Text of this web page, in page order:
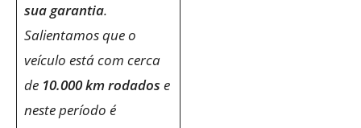
sua garantia.
Salientamos que o
veículo está com cerca
de 10.000 km rodados e
neste período é